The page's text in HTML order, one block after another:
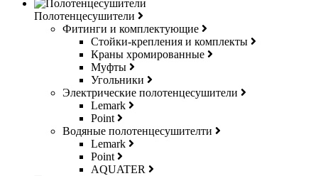
Полотенцесушители
Фитинги и комплектующие
Стойки-крепления и комплекты
Краны хромированные
Муфты
Угольники
Электрические полотенцесушители
Lemark
Point
Водяные полотенцесушителти
Lemark
Point
AQUATER